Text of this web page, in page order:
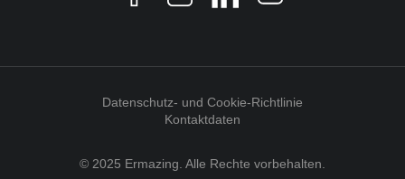
© 2025 Ermazing. Alle Rechte vorbehalten.
Datenschutz- und Cookie-Richtlinie
Kontaktdaten